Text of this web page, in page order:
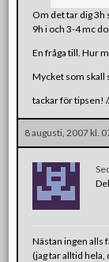
Om det tar dig 3h
9h i och 3-4 mc
En fråga till. Hur
Mycket som skall
tackar för tipsen!
8 augusti, 2007 kl.
Nästan ingen alls
(jag tar alltid